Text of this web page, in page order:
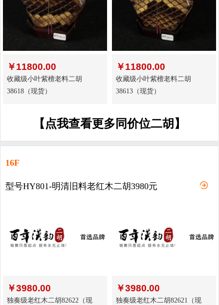
￥11800.00
收藏级小叶紫檀老料二胡
38618（现货）
￥11800.00
收藏级小叶紫檀老料二胡
38613（现货）
【点我查看更多同价位二胡】
16F
型号HY801-明清旧料老红木二胡3980元
￥3980.00
独奏级老红木二胡82622（现
￥3980.00
独奏级老红木二胡82621（现